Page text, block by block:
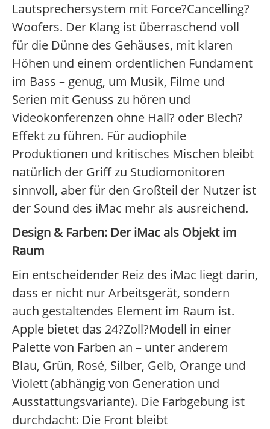
Lautsprechersystem mit Force?Cancelling?
Woofers. Der Klang ist überraschend voll
für die Dünne des Gehäuses, mit klaren
Höhen und einem ordentlichen Fundament
im Bass – genug, um Musik, Filme und
Serien mit Genuss zu hören und
Videokonferenzen ohne Hall? oder Blech?
Effekt zu führen. Für audiophile
Produktionen und kritisches Mischen bleibt
natürlich der Griff zu Studiomonitoren
sinnvoll, aber für den Großteil der Nutzer ist
der Sound des iMac mehr als ausreichend.
Design & Farben: Der iMac als Objekt im
Raum
Ein entscheidender Reiz des iMac liegt darin,
dass er nicht nur Arbeitsgerät, sondern
auch gestaltendes Element im Raum ist.
Apple bietet das 24?Zoll?Modell in einer
Palette von Farben an – unter anderem
Blau, Grün, Rosé, Silber, Gelb, Orange und
Violett (abhängig von Generation und
Ausstattungsvariante). Die Farbgebung ist
durchdacht: Die Front bleibt